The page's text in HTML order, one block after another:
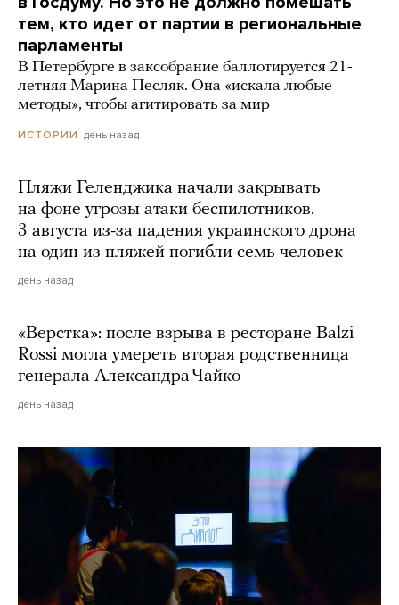
тем, кто идет от партии в региональные
парламенты
В Петербурге в заксобрание баллотируется 21-
летняя Марина Песляк. Она «искала любые
методы», чтобы агитировать за мир
ИСТОРИИ день назад
Пляжи Геленджика начали закрывать
на фоне угрозы атаки беспилотников.
3 августа из-за падения украинского дрона
на один из пляжей погибли семь человек
день назад
«Верстка»: после взрыва в ресторане Balzi
Rossi могла умереть вторая родственница
генерала Александра Чайко
день назад